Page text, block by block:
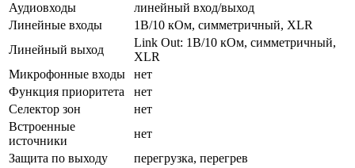
Аудиовходы
линейный вход/выход
Линейные входы
1В/10 кОм, симметричный, XLR
Линейный выход
Link Out: 1В/10 кОм, симметричный,
XLR
Микрофонные входы
нет
Функция приоритета
нет
Селектор зон
нет
Встроенные
источники
нет
Защита по выходу
перегрузка, перегрев